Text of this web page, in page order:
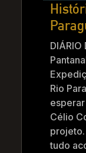
DIÁRIO
Rio
Célio
projeto.
tudo